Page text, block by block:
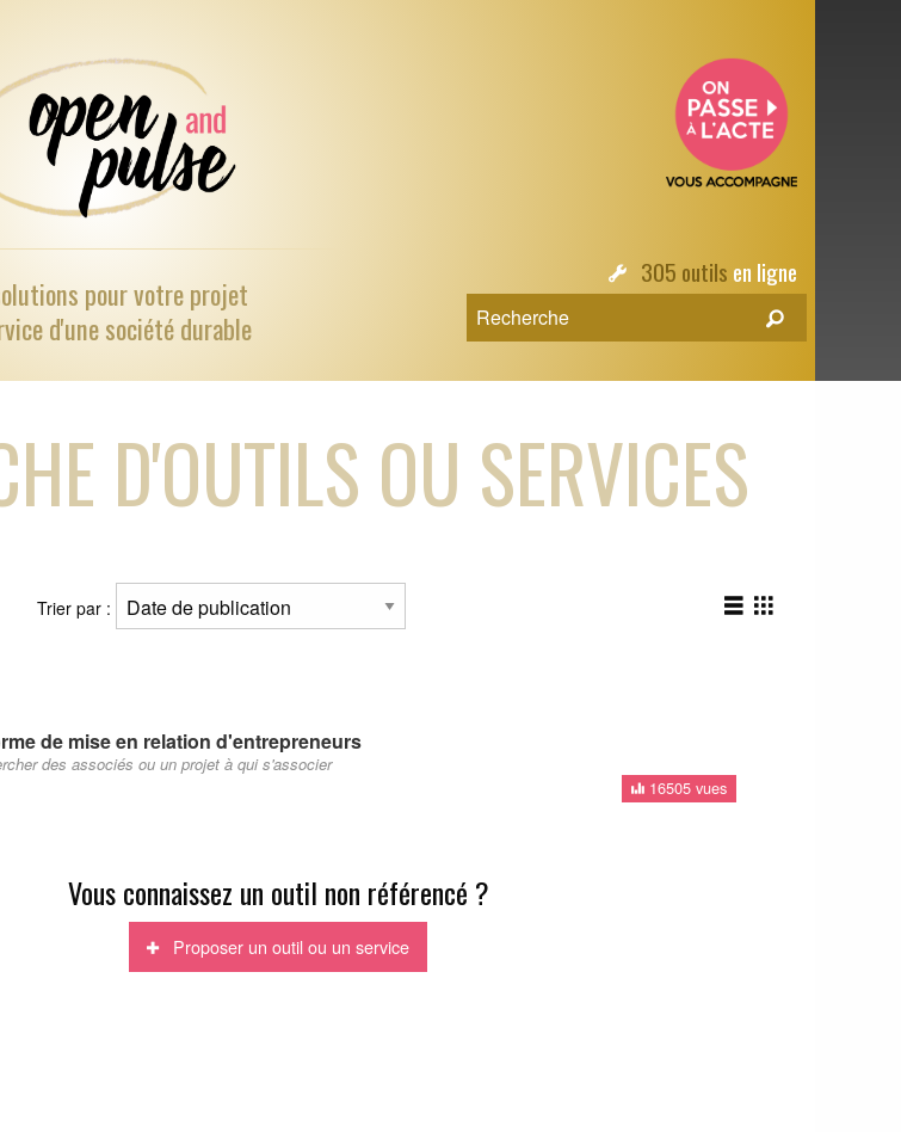
pourvotre projet
d'une société durable
305 outils en ligne
D'OUTILS OU SERVICES
Trier par :
de mise en relation d'entrepreneurs
des associés ou un projet à qui s'associer
16505 vues
Vous connaissez un outil non référencé ?
Proposer un outil ou un service